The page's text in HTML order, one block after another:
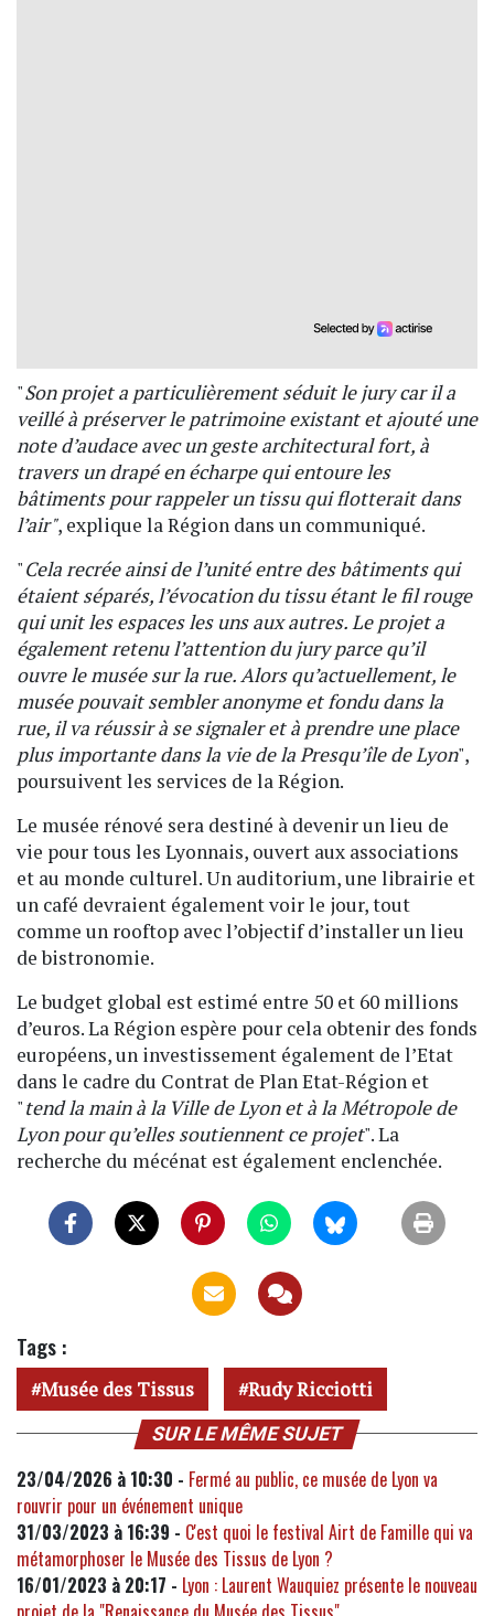
"Son projet a particulièrement séduit le jury car il a
veillé à préserver le patrimoine existant et ajouté une
note d’audace avec un geste architectural fort, à
travers un drapé en écharpe qui entoure les
bâtiments pour rappeler un tissu qui flotterait dans
l’air", explique la Région dans un communiqué.
"Cela recrée ainsi de l’unité entre des bâtiments qui
étaient séparés, l’évocation du tissu étant le fil rouge
qui unit les espaces les uns aux autres. Le projet a
également retenu l’attention du jury parce qu’il
ouvre le musée sur la rue. Alors qu’actuellement, le
musée pouvait sembler anonyme et fondu dans la
rue, il va réussir à se signaler et à prendre une place
plus importante dans la vie de la Presqu’île de Lyon",
poursuivent les services de la Région.
Le musée rénové sera destiné à devenir un lieu de
vie pour tous les Lyonnais, ouvert aux associations
et au monde culturel. Un auditorium, une librairie et
un café devraient également voir le jour, tout
comme un rooftop avec l’objectif d’installer un lieu
de bistronomie.
Le budget global est estimé entre 50 et 60 millions
d’euros. La Région espère pour cela obtenir des fonds
européens, un investissement également de l’Etat
dans le cadre du Contrat de Plan Etat-Région et
"tend la main à la Ville de Lyon et à la Métropole de
Lyon pour qu’elles soutiennent ce projet". La
recherche du mécénat est également enclenchée.
Tags :
Musée des Tissus Rudy Ricciotti
SUR LE MÊME SUJET
23/04/2026 à 10:30 - Fermé au public, ce musée de Lyon va
rouvrir pour un événement unique
31/03/2023 à 16:39 - C'est quoi le festival Airt de Famille qui va
métamorphoser le Musée des Tissus de Lyon ?
16/01/2023 à 20:17 - Lyon : Laurent Wauquiez présente le nouveau